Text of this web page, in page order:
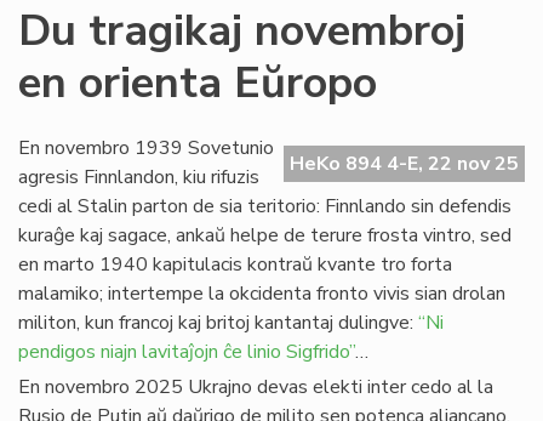
Du tragikaj novembroj
en orienta Eŭropo
HeKo 894 4-E, 22 nov 25
En novembro 1939 Sovetunio
agresis Finnlandon, kiu rifuzis
cedi al Stalin parton de sia teritorio: Finnlando sin defendis
kuraĝe kaj sagace, ankaŭ helpe de terure frosta vintro, sed
en marto 1940 kapitulacis kontraŭ kvante tro forta
malamiko; intertempe la okcidenta fronto vivis sian drolan
militon, kun francoj kaj britoj kantantaj dulingve: “Ni
pendigos niajn lavitaĵojn ĉe linio Sigfrido”…
En novembro 2025 Ukrajno devas elekti inter cedo al la